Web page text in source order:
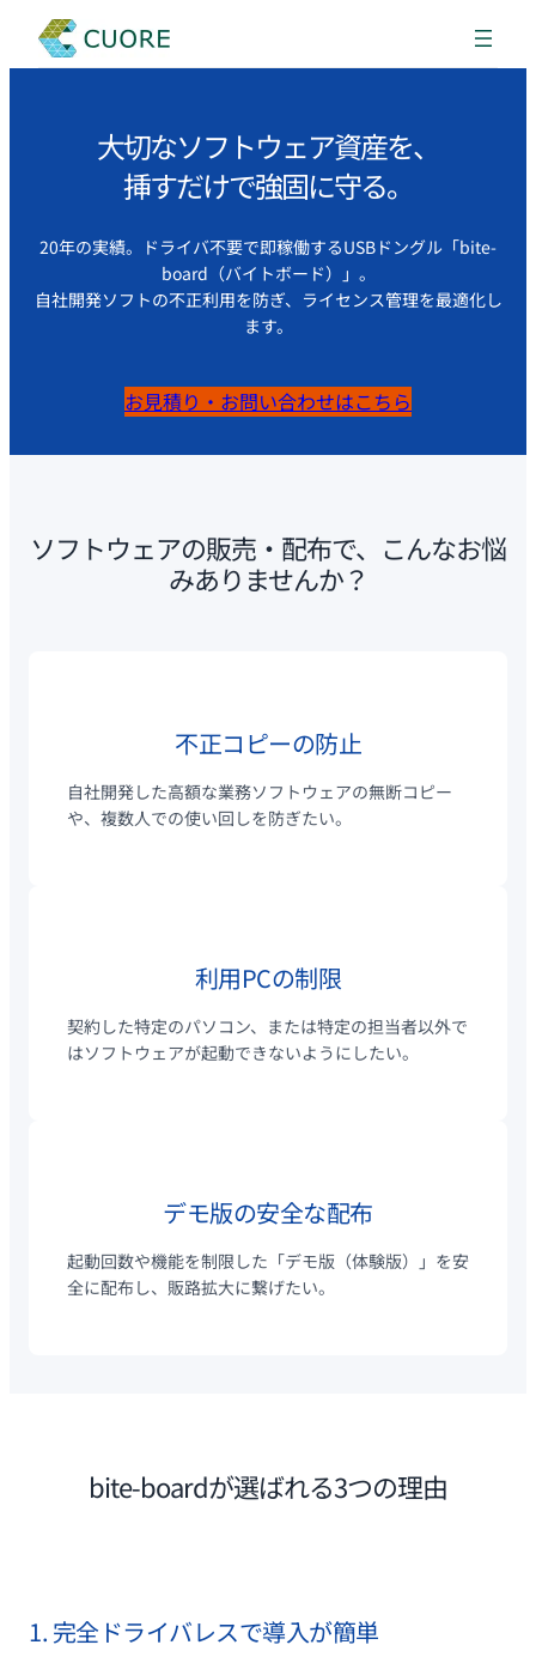
大切なソフトウェア資産を、
挿すだけで強固に守る。
20年の実績。ドライバ不要で即稼働するUSBドングル「bite-
board（バイトボード）」。
自社開発ソフトの不正利用を防ぎ、ライセンス管理を最適化し
ます。
お見積り・お問い合わせはこちら
ソフトウェアの販売・配布で、こんなお悩
みありませんか？
不正コピーの防止
自社開発した高額な業務ソフトウェアの無断コピー
や、複数人での使い回しを防ぎたい。
利用PCの制限
契約した特定のパソコン、または特定の担当者以外で
はソフトウェアが起動できないようにしたい。
デモ版の安全な配布
起動回数や機能を制限した「デモ版（体験版）」を安
全に配布し、販路拡大に繋げたい。
bite-boardが選ばれる3つの理由
1. 完全ドライバレスで導入が簡単